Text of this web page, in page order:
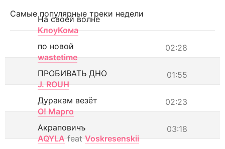
Самые популярные треки недели
На своей волне
КлоуКома
02:28
по новой
wastetime
01:55
ПРОБИВАТЬ ДНО
J. ROUH
02:23
Дуракам везёт
О! Марго
03:18
Акраповичъ
AQYLA feat Voskresenskii